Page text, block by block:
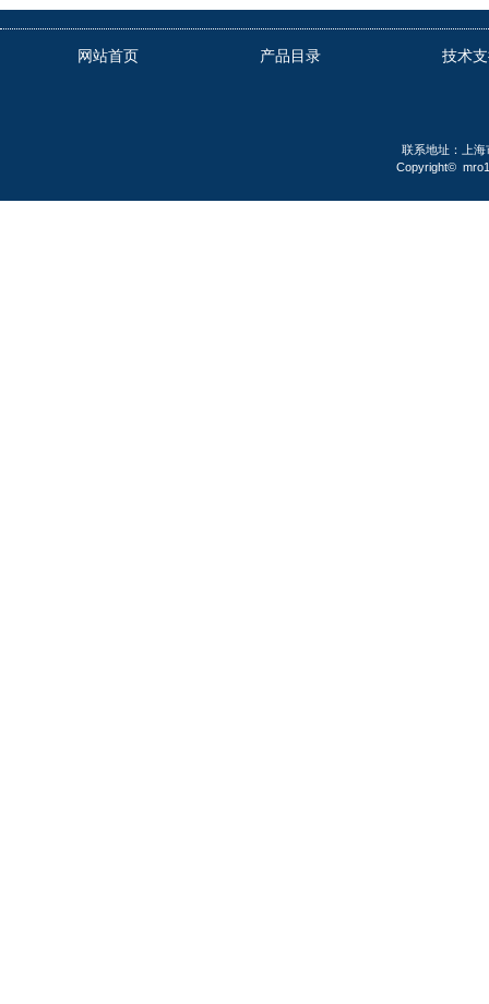
联系地址：上
Copyright©
网站首页 产品目录 技术